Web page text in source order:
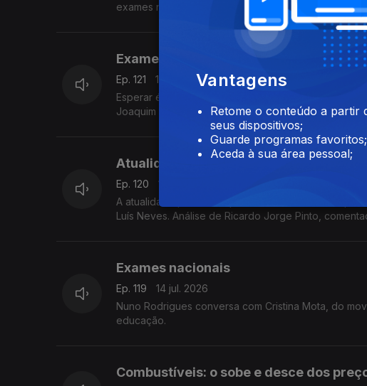
exames nacionais. O comentário de Ricardo Jorge
Exames: longa se torna a espera
Ep. 121
17 jul. 2026
Esperar é o verbo do dia nas escolas secundárias do país. Reportagem em Lisboa de Inês Martins, em
Joaquim Reis e em Faro de Mário Antunes.
Atualidade política: exames nacionais
Ep. 120
15 jul. 2026
A atualidade política do país está a ser marcada
Luís Neves. Análise de Ricardo Jorge Pinto,
Exames nacionais
Ep. 119
14 jul. 2026
Nuno Rodrigues conversa com Cristina Mota, do
educação.
Combustíveis: o sobe e desce dos
Vantagens
Retome o conteúdo a partir
seus dispositivos;
Guarde programas favoritos;
Aceda à sua área pessoal;